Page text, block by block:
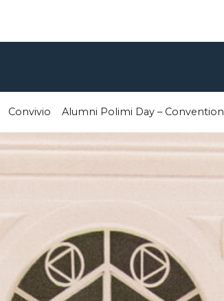
Convivio Alumni Polimi Day – Convention